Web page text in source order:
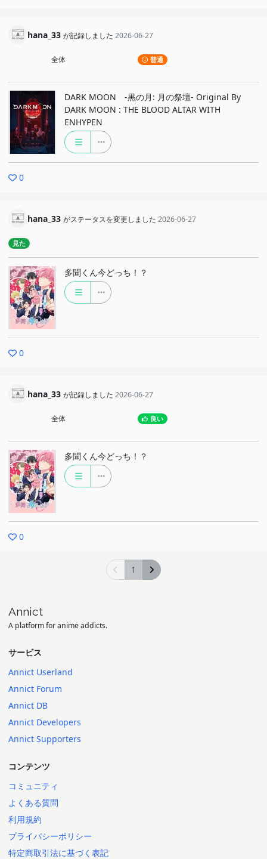
hana_33 が記録しました 2026-06-27
全体 普通
DARK MOON -黒の月: 月の祭壇- Original By
DARK MOON : THE BLOOD ALTAR WITH
ENHYPEN
0
hana_33 がステータスを変更しました 2026-06-27
見た
多聞くん今どっち！？
0
hana_33 が記録しました 2026-06-27
全体 良い
多聞くん今どっち！？
0
1
Annict
A platform for anime addicts.
サービス
Annict Userland
Annict Forum
Annict DB
Annict Developers
Annict Supporters
コンテンツ
コミュニティ
よくある質問
利用規約
プライバシーポリシー
特定商取引法に基づく表記